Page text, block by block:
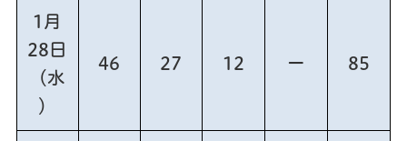
1月
28日
（水
）
46 27 12 ー 85